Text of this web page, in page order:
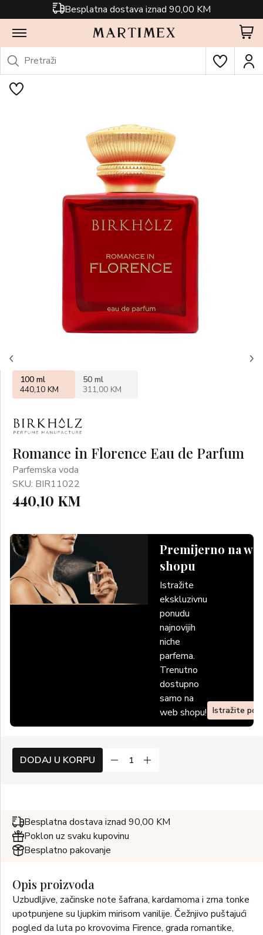
Besplatna dostava iznad 90,00 KM
Romance in Florence Eau de Parfum
Parfemska voda
SKU: BIR11022
440,10 KM
Premijerno na
shopu
Istražite
ekskluzivnu
ponudu
najnovijih
niche
parfema.
Trenutno
dostupno
samo na
web shopu! Istražite
100 ml
440,10 KM
50 ml
311,00 KM
DODAJ U KORPU
Besplatna dostava iznad 90,00 KM
Poklon uz svaku kupovinu
Besplatno pakovanje
Opis proizvoda
Uzbudljive, začinske note šafrana, kardamoma i zrna tonke
upotpunjene su ljupkim mirisom vanilije. Čežnjivo puštajući
pogled da luta po krovovima Firence, grada romantike,